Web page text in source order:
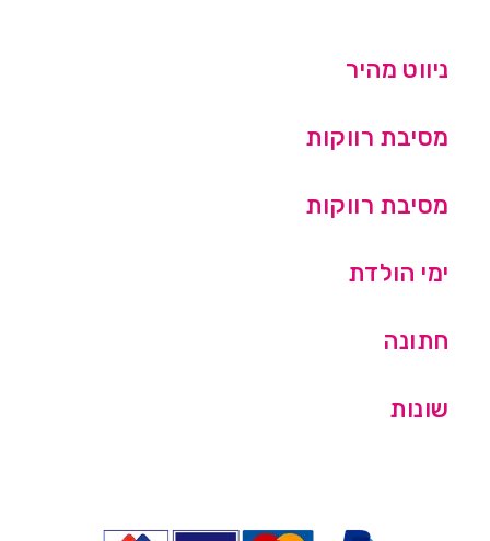
ניווט מהיר
מסיבת רווקות
מסיבת רווקות
ימי הולדת
חתונה
שונות